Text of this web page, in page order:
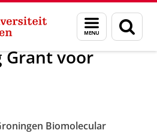
Menu
en
zoeken
and Engineering Nieuws
Grant voor
Biomolecular